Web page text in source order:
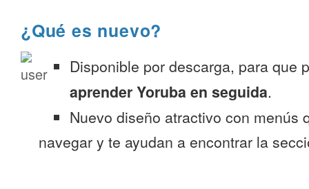
¿Qué es nuevo?
Disponible por descarga, para que
aprender Yoruba en seguida.
Nuevo diseño atractivo con menús
navegar y te ayudan a encontrar la